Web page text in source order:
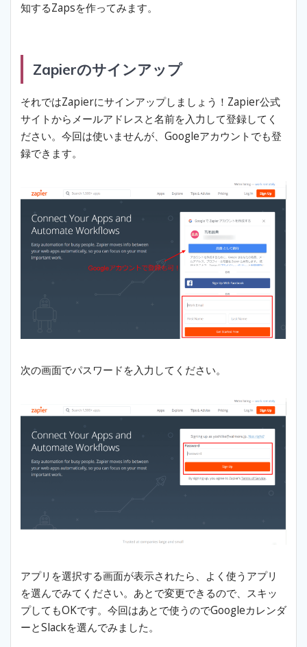
知するZapsを作ってみます。
Zapierのサインアップ
それではZapierにサインアップしましょう！Zapier公式
サイトからメールアドレスと名前を入力して登録してく
ださい。今回は使いませんが、Googleアカウントでも登
録できます。
次の画面でパスワードを入力してください。
アプリを選択する画面が表示されたら、よく使うアプリ
を選んでみてください。あとで変更できるので、スキッ
プしてもOKです。今回はあとで使うのでGoogleカレンダ
ーとSlackを選んでみました。